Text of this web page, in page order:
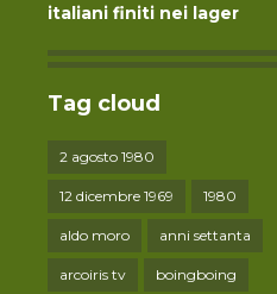
italiani finiti nei lager
Tag cloud
2 agosto 1980
12 dicembre 1969 1980
aldo moro anni settanta
arcoiris tv boingboing